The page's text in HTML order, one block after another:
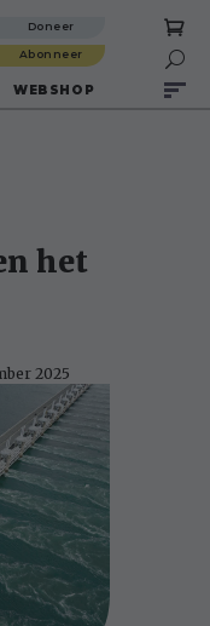
Doneer
Abonneer 
WEBSHOP
het
2025